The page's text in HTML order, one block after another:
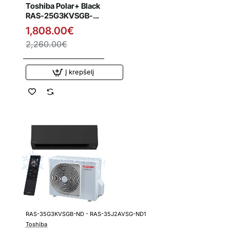
Toshiba Polar+ Black
RAS-25G3KVSGB-
ND - RAS-
25J2AVSG-ND1
2.8/3.2 kW šilumos
1,808.00€
2,260.00€
Į krepšelį
Išpardavimas
RAS-35G3KVSGB-ND - RAS-35J2AVSG-ND1
Toshiba